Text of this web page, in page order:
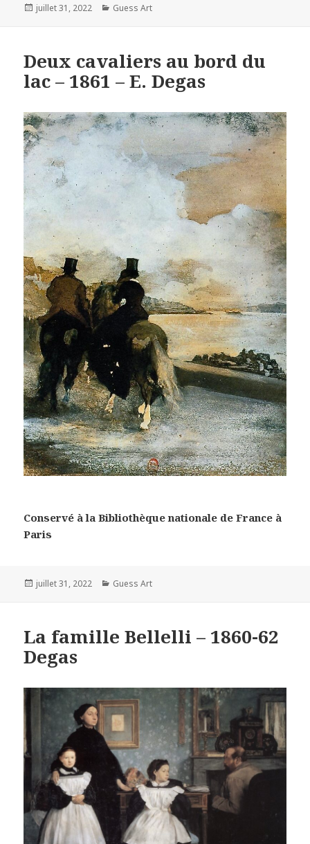
Posted
juillet 31, 2022 Categories
Guess Art
Deux cavaliers au bord du
lac – 1861 – E. Degas
Conservé à la Bibliothèque nationale de France à
Paris
Posted
juillet 31, 2022 Categories
Guess Art
La famille Bellelli – 1860-62
Degas